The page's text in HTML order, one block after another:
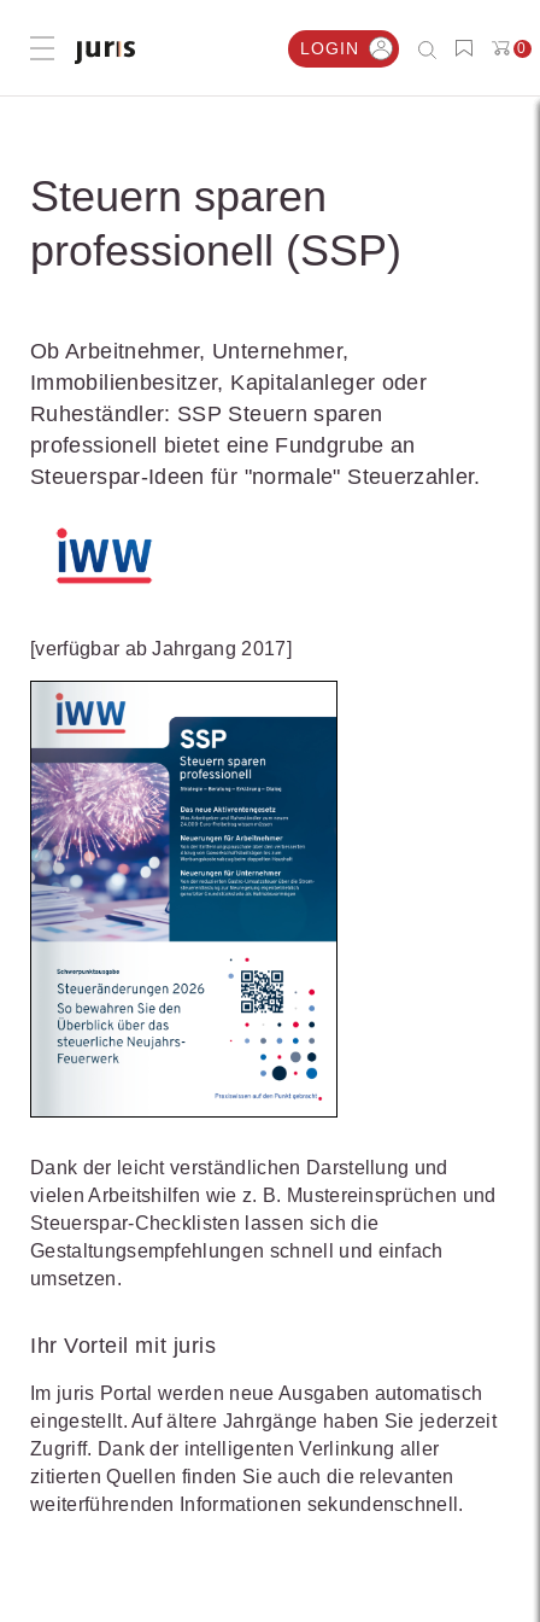
Menü öffnen LOGIN 0
Steuern sparen
professionell (SSP)
Ob Arbeitnehmer, Unternehmer,
Immobilienbesitzer, Kapitalanleger oder
Ruheständler: SSP Steuern sparen
professionell bietet eine Fundgrube an
Steuerspar-Ideen für "normale" Steuerzahler.
[verfügbar ab Jahrgang 2017]
Dank der leicht verständlichen Darstellung und
vielen Arbeitshilfen wie z. B. Mustereinsprüchen und
Steuerspar-Checklisten lassen sich die
Gestaltungsempfehlungen schnell und einfach
umsetzen.
Ihr Vorteil mit juris
Im juris Portal werden neue Ausgaben automatisch
eingestellt. Auf ältere Jahrgänge haben Sie jederzeit
Zugriff. Dank der intelligenten Verlinkung aller
zitierten Quellen finden Sie auch die relevanten
weiterführenden Informationen sekundenschnell.